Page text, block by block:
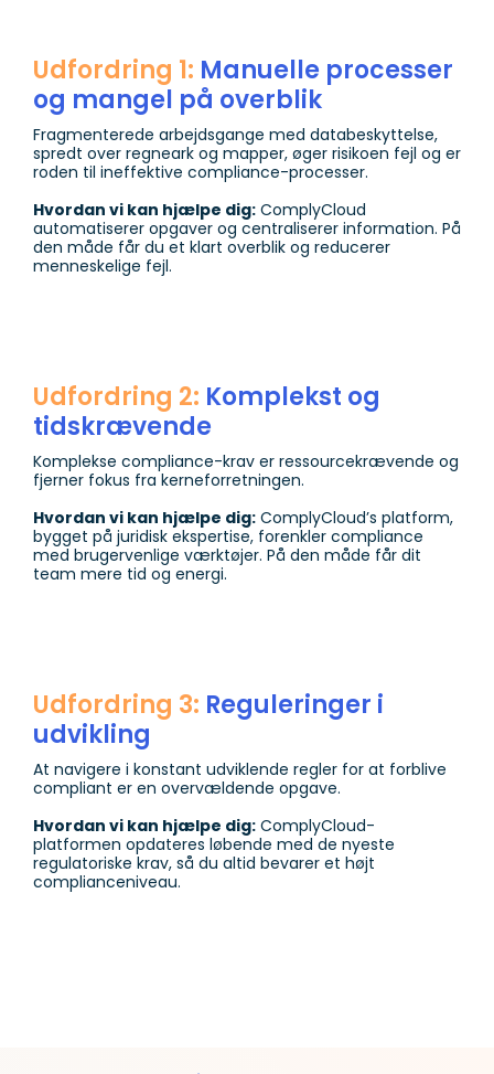
Udfordring 1: Manuelle processer
og mangel på overblik
Fragmenterede arbejdsgange med databeskyttelse,
spredt over regneark og mapper, øger risikoen fejl og er
roden til ineffektive compliance-processer.
Hvordan vi kan hjælpe dig: ComplyCloud
automatiserer opgaver og centraliserer information. På
den måde får du et klart overblik og reducerer
menneskelige fejl.
Udfordring 2: Komplekst og
tidskrævende
Komplekse compliance-krav er ressourcekrævende og
fjerner fokus fra kerneforretningen.
Hvordan vi kan hjælpe dig: ComplyCloud’s platform,
bygget på juridisk ekspertise, forenkler compliance
med brugervenlige værktøjer. På den måde får dit
team mere tid og energi.
Udfordring 3: Reguleringer i
udvikling
At navigere i konstant udviklende regler for at forblive
compliant er en overvældende opgave.
Hvordan vi kan hjælpe dig: ComplyCloud-
platformen opdateres løbende med de nyeste
regulatoriske krav, så du altid bevarer et højt
complianceniveau.